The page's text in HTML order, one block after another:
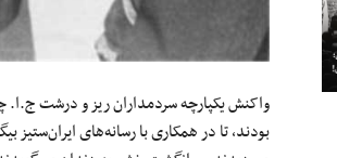
واکنش یکپارچه سردمداران ریز و درشت ج.ا.
بودند، تا در همکاری با رسانه‌های ایران‌ستیز